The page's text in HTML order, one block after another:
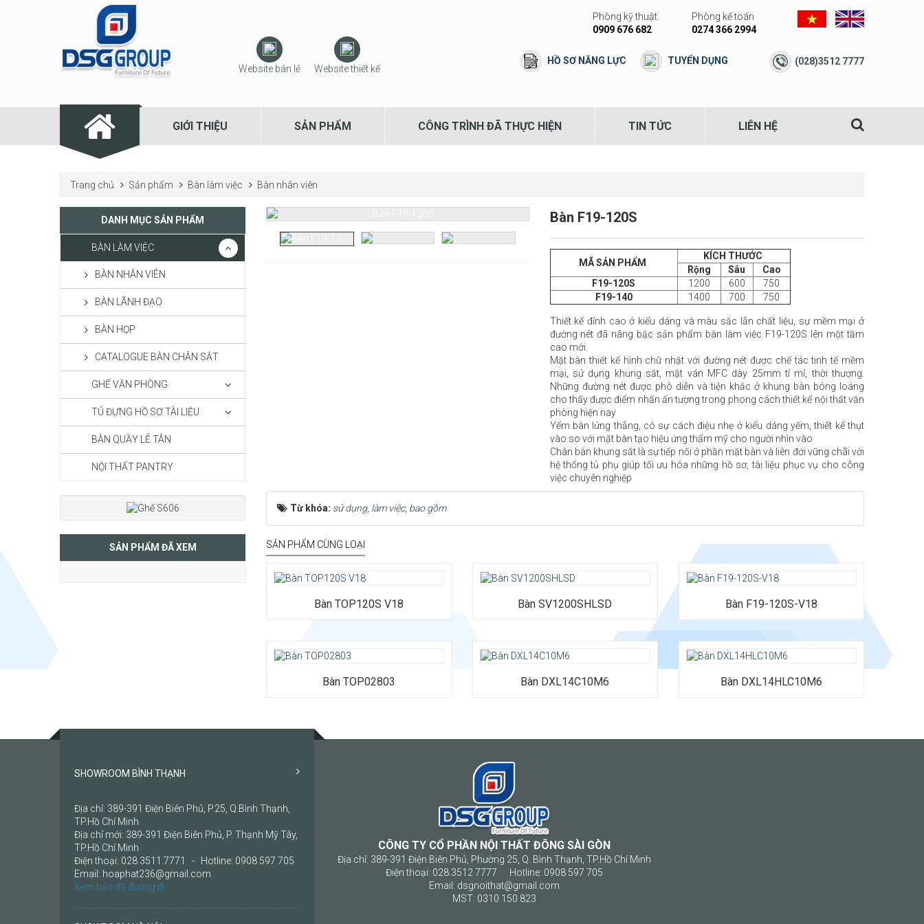
Phòng kỹ thuật
0909 676 682
Phòng kế toán
0274 366 2994
(028)3512 7777
HỒ SƠ NĂNG LỰC TUYỂN DỤNG
Website bán lẻ Website thiết kế
GIỚI THIỆU SẢN PHẨM CÔNG TRÌNH ĐÃ THỰC HIỆN TIN TỨC LIÊN HỆ
Trang chủ Sản phẩm Bàn làm việc Bàn nhân viên
Bàn F19-120S
MÃ SẢN PHẨM
KÍCH THƯỚC
Rộng
Sâu
Cao
F19-120S
1200 600
750
F19-140
1400 700 750
Thiết kế đỉnh cao ở kiểu dáng và màu sắc lẫn chất liệu, sự mềm mại ở
đường nét đã nâng bậc sản phẩm bàn làm việc F19-120S lên một tầm
cao mới.
Mặt bàn thiết kế hình chữ nhật với đường nét được chế tác tinh tế mềm
mại, sử dụng khung sắt, mặt ván MFC dày 25mm tỉ mỉ, thời thượng.
Những đường nét được phô diễn và tiện khắc ở khung bàn bóng loáng
cho thấy được điểm nhấn ấn tượng trong phong cách thiết kế nội thất văn
phòng hiện nay
Yếm bàn lửng thẳng, có sự cách điệu nhẹ ở kiểu dáng yếm, thiết kế thụt
vào so với mặt bàn tạo hiệu ứng thẩm mỹ cho người nhìn vào
Chân bàn khung sắt là sự tiếp nối ở phần mặt bàn và liên đới vững chãi với
hệ thống tủ phụ giúp tối ưu hóa những hồ sơ, tài liệu phục vụ cho công
việc chuyên nghiệp
Từ khóa: sử dụng, làm việc, bao gồm
SẢN PHẨM CÙNG LOẠI
Bàn TOP120S V18 Bàn SV1200SHLSD Bàn F19-120S-V18
Bàn TOP02803 Bàn DXL14C10M6 Bàn DXL14HLC10M6
DANH MỤC SẢN PHẨM
BÀN LÀM VIỆC
BÀN NHÂN VIÊN
BÀN LÃNH ĐẠO
BÀN HỌP
CATALOGUE BÀN CHÂN SẮT
GHẾ VĂN PHÒNG
TỦ ĐỰNG HỒ SƠ TÀI LIỆU
BÀN QUẦY LỄ TÂN
NỘI THẤT PANTRY
SẢN PHẨM ĐÃ XEM
SHOWROOM BÌNH THẠNH
Địa chỉ: 389-391 Điện Biên Phủ, P.25, Q.Bình Thạnh,
TP.Hồ Chí Minh
Địa chỉ mới: 389-391 Điện Biên Phủ, P. Thạnh Mỹ Tây,
TP.Hồ Chí Minh
Điện thoại: 028.3511.7771 - Hotline: 0908 597 705
Email: hoaphat236@gmail.com
Xem bản đồ đường đi
CÔNG TY CỔ PHẦN NỘI THẤT ĐÔNG SÀI GÒN
Địa chỉ: 389-391 Điện Biên Phủ, Phường 25, Q. Bình Thạnh, TP.Hồ Chí Minh
Điện thoại: 028.3512 7777 Hotline: 0908 597 705
Email: dsgnoithat@gmail.com
MST: 0310 150 823